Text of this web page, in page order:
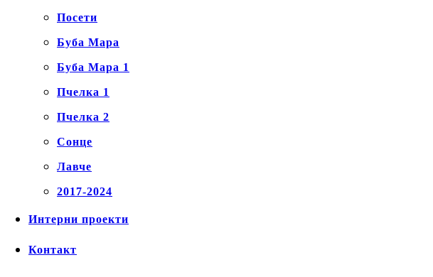
Посети
Буба Мара
Буба Мара 1
Пчелка 1
Пчелка 2
Сонце
Лавче
2017-2024
Интерни проекти
Контакт